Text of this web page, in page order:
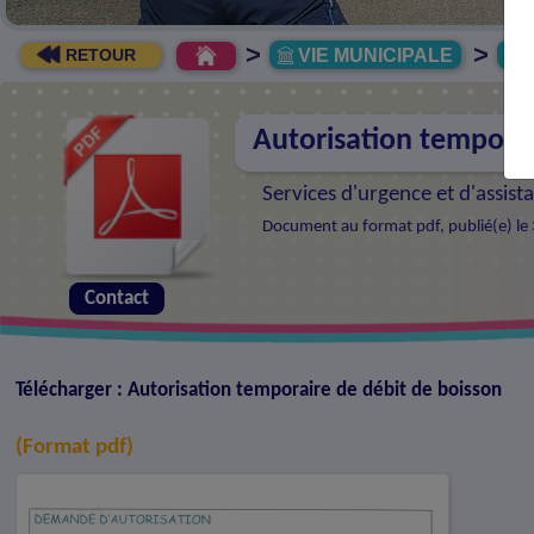
RETOUR > VIE MUNICIPALE >
Autorisation
Services d'urgence et
Document au format pdf, publié(e)
Contact
Télécharger : Autorisation temporaire de débit de boisson
(Format pdf)